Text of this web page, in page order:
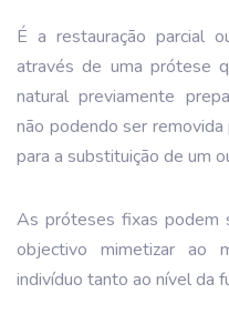
É a restauração parcial
através de uma prótese
natural previamente
não podendo ser
para a substituição de um
As próteses fixas podem
objectivo mimetizar ao
indivíduo tanto ao nível da